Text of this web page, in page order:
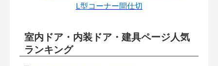
L型コーナー間仕切
室内ドア・内装ドア・建具ページ人気
ランキング